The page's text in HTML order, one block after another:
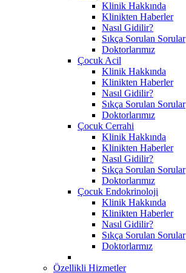
Klinik Hakkında
Klinikten Haberler
Nasıl Gidilir?
Sıkça Sorulan Sorular
Doktorlarımız
Çocuk Acil
Klinik Hakkında
Klinikten Haberler
Nasıl Gidilir?
Sıkça Sorulan Sorular
Doktorlarımız
Çocuk Cerrahi
Klinik Hakkında
Klinikten Haberler
Nasıl Gidilir?
Sıkça Sorulan Sorular
Doktorlarımız
Çocuk Endokrinoloji
Klinik Hakkında
Klinikten Haberler
Nasıl Gidilir?
Sıkça Sorulan Sorular
Doktorlarmız
Özellikli Hizmetler